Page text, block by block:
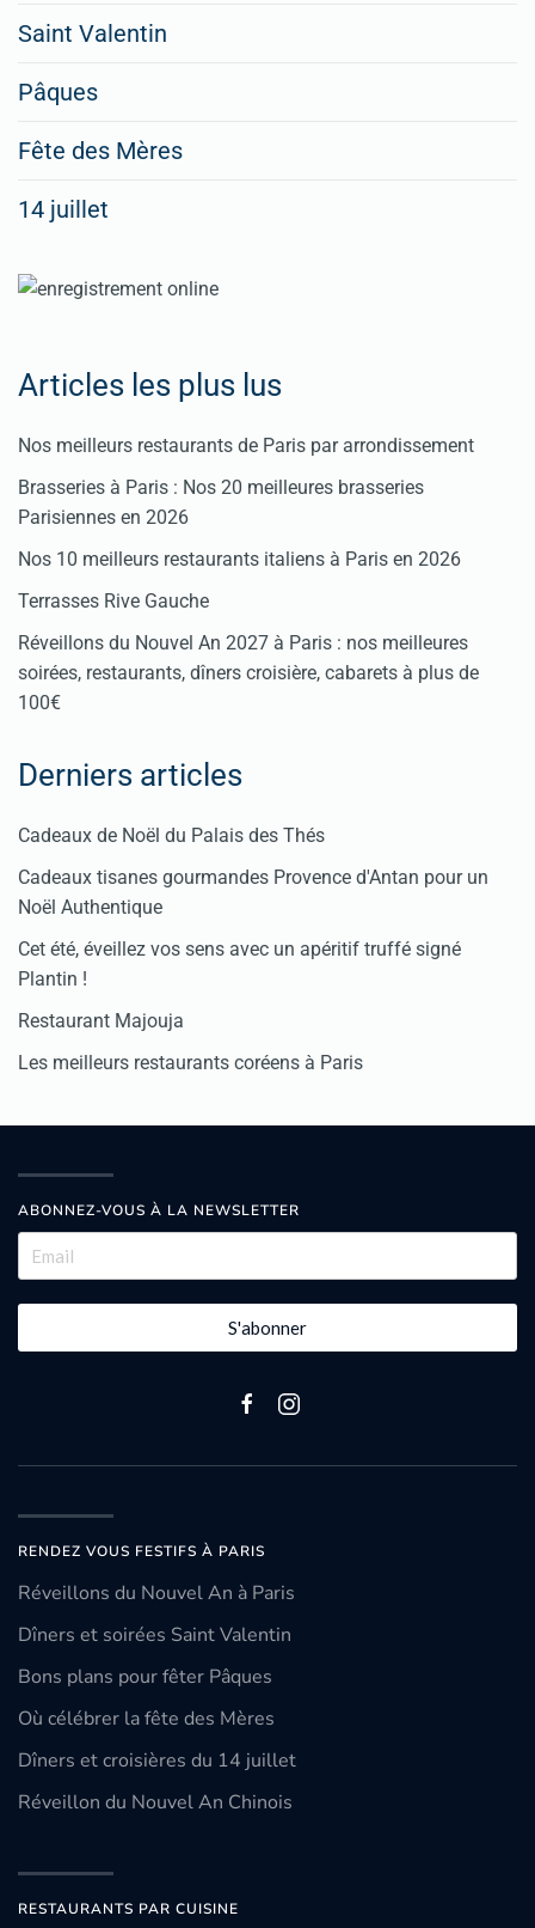
Pour
votre
ici
Saint Valentin
Pâques
Fête des Mères
14 juillet
Articles les plus lus
Nos meilleurs restaurants de Paris par arrondissement
Brasseries à Paris : Nos 20 meilleures brasseries
Parisiennes en 2026
Nos 10 meilleurs restaurants italiens à Paris en 2026
Terrasses Rive Gauche
Réveillons du Nouvel An 2027 à Paris : nos meilleures
soirées, restaurants, dîners croisière, cabarets à plus de
100€
Derniers articles
Cadeaux de Noël du Palais des Thés
Cadeaux tisanes gourmandes Provence d'Antan pour un
Noël Authentique
Cet été, éveillez vos sens avec un apéritif truffé signé
Plantin !
Restaurant Majouja
Les meilleurs restaurants coréens à Paris
ABONNEZ-VOUS À LA NEWSLETTER
S'abonner
RENDEZ VOUS FESTIFS À PARIS
Réveillons du Nouvel An à Paris
Dîners et soirées Saint Valentin
Bons plans pour fêter Pâques
Où célébrer la fête des Mères
Dîners et croisières du 14 juillet
Réveillon du Nouvel An Chinois
RESTAURANTS PAR CUISINE